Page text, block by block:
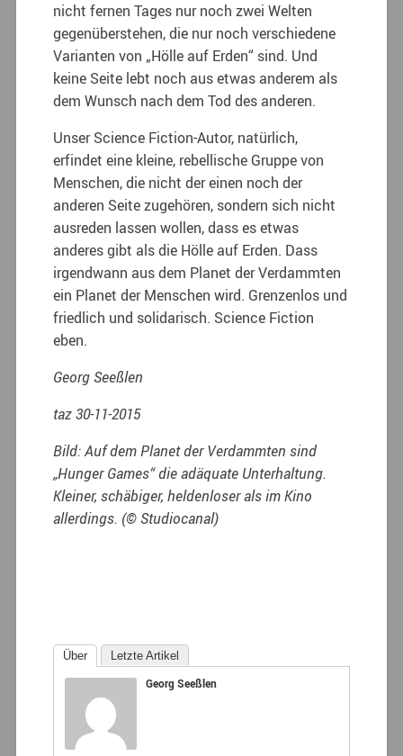
nicht fernen Tages nur noch zwei Welten
gegenüberstehen, die nur noch verschiedene
Varianten von „Hölle auf Erden“ sind. Und
keine Seite lebt noch aus etwas anderem als
dem Wunsch nach dem Tod des anderen.
Unser Science Fiction-Autor, natürlich,
erfindet eine kleine, rebellische Gruppe von
Menschen, die nicht der einen noch der
anderen Seite zugehören, sondern sich nicht
ausreden lassen wollen, dass es etwas
anderes gibt als die Hölle auf Erden. Dass
irgendwann aus dem Planet der Verdammten
ein Planet der Menschen wird. Grenzenlos und
friedlich und solidarisch. Science Fiction
eben.
Georg Seeßlen
taz 30-11-2015
Bild: Auf dem Planet der Verdammten sind
„Hunger Games“ die adäquate Unterhaltung.
Kleiner, schäbiger, heldenloser als im Kino
allerdings. (© Studiocanal)
Über Letzte Artikel
Georg Seeßlen